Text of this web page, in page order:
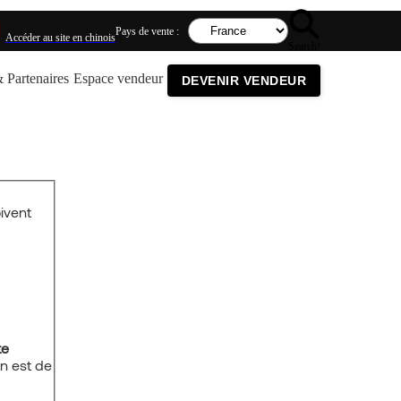
Accéder au site en chinoisPays de vente :
Partenaires Espace vendeur DEVENIR VENDEUR
est de